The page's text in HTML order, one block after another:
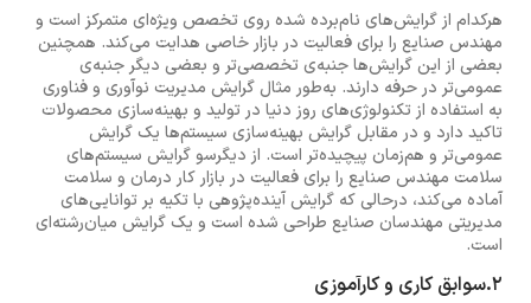
هرکدام از گرایش‌های نام‌برده شده روی تخصص‌ ویژه‌ای متمرکز است و
مهندس صنایع را برای فعالیت در بازار خاصی هدایت می‌کند. همچنین
بعضی از این گرایش‌ها جنبه‌ی تخصصی‌تر و بعضی دیگر جنبه‌ی
عمومی‌تر در حرفه دارند. به‌طور مثال گرایش مدیریت نوآوری و فناوری
به استفاده از تکنولوژی‌های روز دنیا در تولید و بهینه‌سازی محصولات
تاکید دارد و در مقابل گرایش بهینه‌سازی سیستم‌ها یک گرایش
عمومی‌تر و هم‌زمان پیچیده‌تر است. از دیگرسو گرایش سیستم‌های
سلامت مهندس صنایع را برای فعالیت در بازار کار درمان و سلامت
آماده می‌کند، درحالی که گرایش آینده‌پژوهی با تکیه بر توانایی‌های
مدیریتی مهندسان صنایع طراحی شده است و یک گرایش میان‌رشته‌ای
است.
2.سوابق کاری و کارآموزی